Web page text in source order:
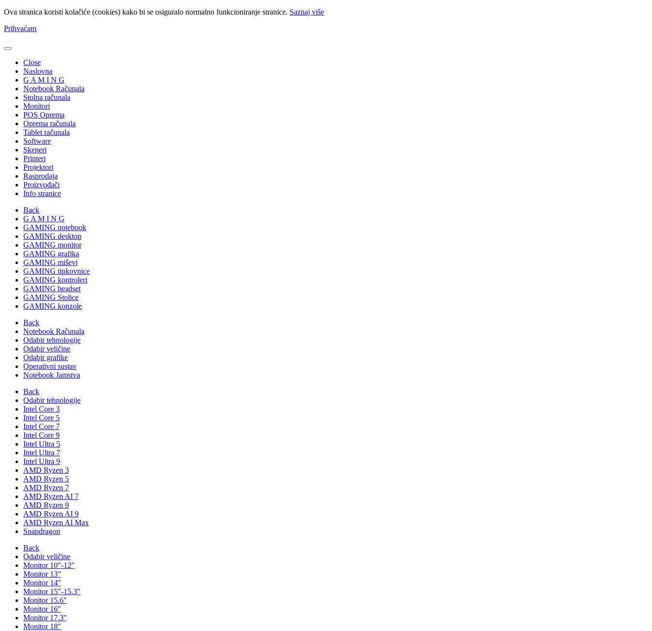
Ova stranica koristi kolačiće (cookies) kako bi se osiguralo normalno funkcioniranje stranice. Saznaj više
Prihvaćam
Close
Naslovna
G A M I N G
Notebook Računala
Stolna računala
Monitori
POS Oprema
Oprema računala
Tablet računala
Software
Skeneri
Printeri
Projektori
Rasprodaja
Proizvođači
Info stranice
Back
G A M I N G
GAMING notebook
GAMING desktop
GAMING monitor
GAMING grafika
GAMING miševi
GAMING tipkovnice
GAMING kontroleri
GAMING headset
GAMING Stolice
GAMING konzole
Back
Notebook Računala
Odabir tehnologije
Odabir veličine
Odabir grafike
Operativni sustav
Notebook Jamstva
Back
Odabir tehnologije
Intel Core 3
Intel Core 5
Intel Core 7
Intel Core 9
Intel Ultra 5
Intel Ultra 7
Intel Ultra 9
AMD Ryzen 3
AMD Ryzen 5
AMD Ryzen 7
AMD Ryzen AI 7
AMD Ryzen 9
AMD Ryzen AI 9
AMD Ryzen AI Max
Snapdragon
Back
Odabir veličine
Monitor 10"-12"
Monitor 13"
Monitor 14"
Monitor 15"-15.3"
Monitor 15.6"
Monitor 16"
Monitor 17.3"
Monitor 18"